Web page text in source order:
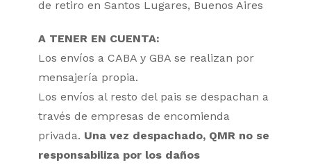
de retiro en Santos Lugares, Buenos Aires
A TENER EN CUENTA:
Los envíos a CABA y GBA se realizan por
mensajería propia.
Los envíos al resto del pais se despachan a
través de empresas de encomienda
privada. Una vez despachado, QMR no se
responsabiliza por los daños